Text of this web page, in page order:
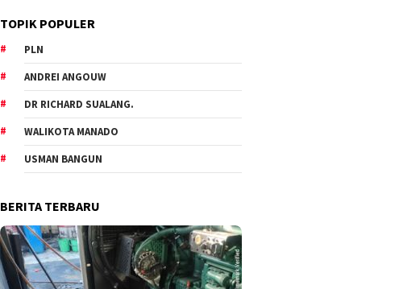
TOPIK POPULER
PLN
ANDREI ANGOUW
DR RICHARD SUALANG.
WALIKOTA MANADO
USMAN BANGUN
BERITA TERBARU